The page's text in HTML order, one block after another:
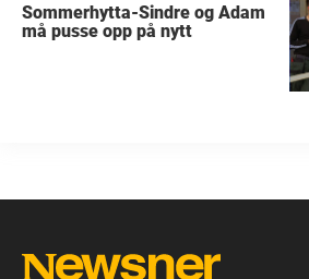
Sommerhytta-Sindre og Adam
må pusse opp på nytt